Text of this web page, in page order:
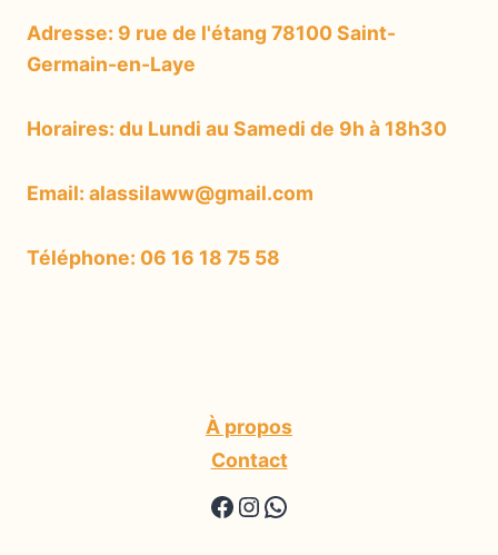
Adresse: 9 rue de l'étang 78100 Saint-
Germain-en-Laye
Horaires: du Lundi au Samedi de 9h à 18h30
Email: alassilaww@gmail.com
Téléphone: 06 16 18 75 58
À propos
Contact
https://
https://
WhatsApp